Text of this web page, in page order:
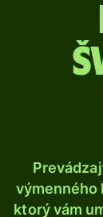
výmenného
ktorý vám